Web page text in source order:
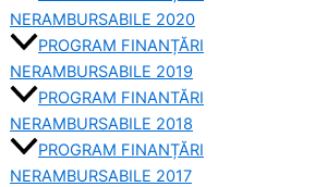
NERAMBURSABILE 2020
PROGRAM FINANȚĂRI
NERAMBURSABILE 2019
PROGRAM FINANTĂRI
NERAMBURSABILE 2018
PROGRAM FINANȚĂRI
NERAMBURSABILE 2017